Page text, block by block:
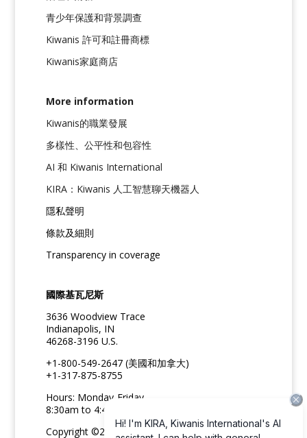
青少年保護和背景調查
Kiwanis 許可和註冊商標
Kiwanis家庭商店
More information
Kiwanis的職業發展
多樣性、公平性和包容性
AI 和 Kiwanis International
KIRA：Kiwanis 人工智慧聊天機器人
隱私聲明
條款及細則
Transparency in coverage
國際基瓦尼斯
3636 Woodview Trace
Indianapolis, IN
46268-3196 U.S.
+1-800-549-2647 (美國和加拿大)
+1-317-875-8755
Hours: Monday-Friday
8:30am to 4:45pm ET
Copyright ©2026